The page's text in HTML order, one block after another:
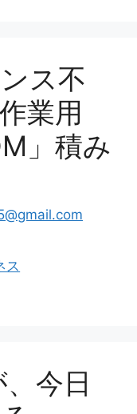
ス不
業用
」積み
ス
今日